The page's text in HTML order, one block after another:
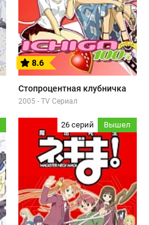
8.6
Стопроцентная клубничка
2005 - TV Сериал
26 серий Вышел